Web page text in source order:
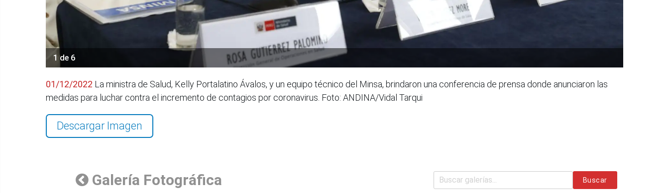
1 de 6
01/12/2022 La ministra de Salud, Kelly Portalatino Ávalos, y un equipo técnico del Minsa, brindaron una conferencia de prensa donde anunciaron las
medidas para luchar contra el incremento de contagios por coronavirus. Foto: ANDINA/Vidal Tarqui
Descargar Imagen
Galería Fotográfica Buscar